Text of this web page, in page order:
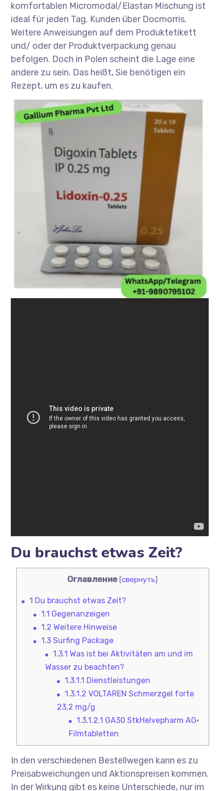
komfortablen Micromodal/Elastan Mischung ist
ideal für jeden Tag. Kunden über Docmorris.
Weitere Anweisungen auf dem Produktetikett
und/ oder der Produktverpackung genau
befolgen. Doch in Polen scheint die Lage eine
andere zu sein. Das heißt, Sie benötigen ein
Rezept, um es zu kaufen.
Du brauchst etwas Zeit?
Оглавление [свернуть]
1 Du brauchst etwas Zeit?
1.1 Gegenanzeigen
1.2 Weitere Hinweise
1.3Surfing Package
1.3.1 Was ist bei Aktivitäten am und im
Wasser zu beachten?
1.3.1.1 Dienstleistungen
1.3.1.2 VOLTAREN Schmerzgel forte
23,2 mg/g
1.3.1.2.1 GA30 StkHelvepharm AG•
Filmtabletten
In den verschiedenen Bestellwegen kann es zu
Preisabweichungen und Aktionspreisen kommen.
In der Wirkung gibt es keine Unterschiede, nur im